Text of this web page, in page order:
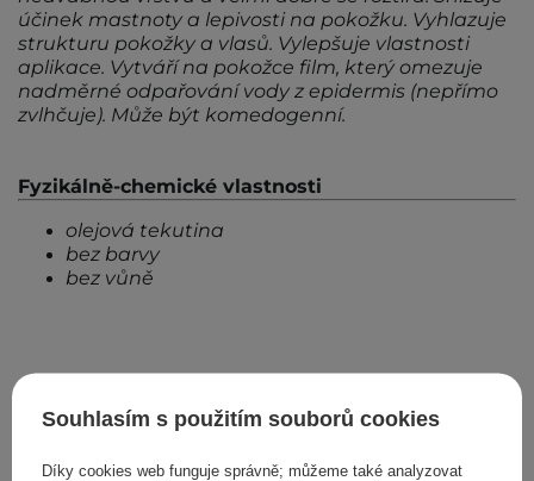
účinek mastnoty a lepivosti na pokožku. Vyhlazuje
strukturu pokožky a vlasů. Vylepšuje vlastnosti
aplikace. Vytváří na pokožce film, který omezuje
nadměrné odpařování vody z epidermis (nepřímo
zvlhčuje). Může být komedogenní.
Fyzikálně-chemické vlastnosti
olejová tekutina
bez barvy
bez vůně
Souhlasím s použitím souborů cookies
Díky cookies web funguje správně; můžeme také analyzovat